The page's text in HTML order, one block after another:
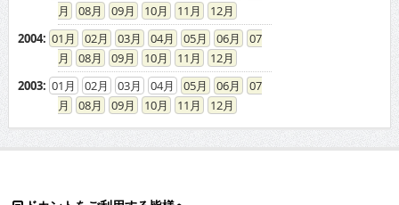
08
09 10 11
12
2004: 01 02 03 04 05 06
07
08
09 10 11
12
2003: 01 02 03 04 05 06
07
08
09 10 11 12